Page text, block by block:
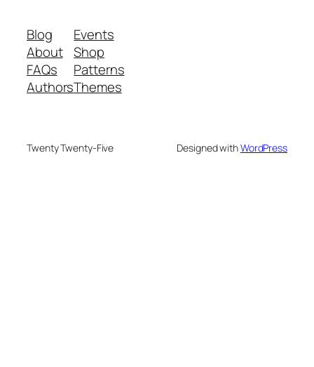
Blog
About
FAQs
Authors
Events
Shop
Patterns
Themes
Twenty Twenty-Five Designed withWordPress